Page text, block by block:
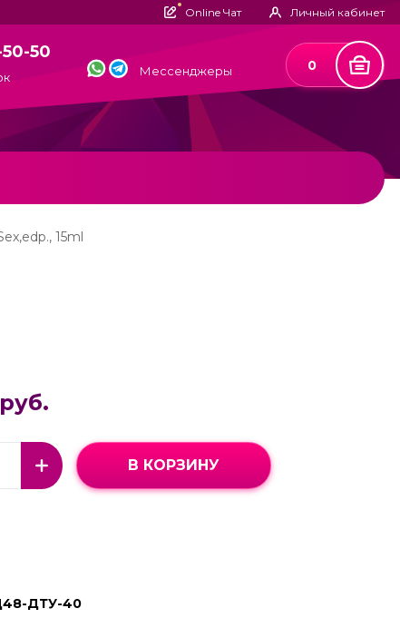
Online Чат Личный кабинет
50
Мессенджеры 0
15ml
В КОРЗИНУ
ДТУ-40